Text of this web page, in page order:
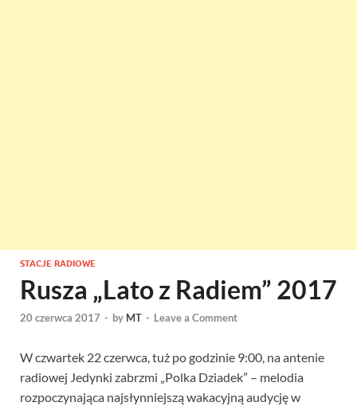
STACJE RADIOWE
Rusza „Lato z Radiem” 2017
20 czerwca 2017 - by MT - Leave a Comment
W czwartek 22 czerwca, tuż po godzinie 9:00, na antenie
radiowej Jedynki zabrzmi „Polka Dziadek” – melodia
rozpoczynająca najsłynniejszą wakacyjną audycję w